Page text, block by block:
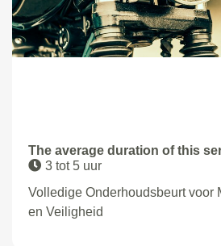
The average duration of this
3 tot 5 uur
Volledige Onderhoudsbeurt voor
en Veiligheid